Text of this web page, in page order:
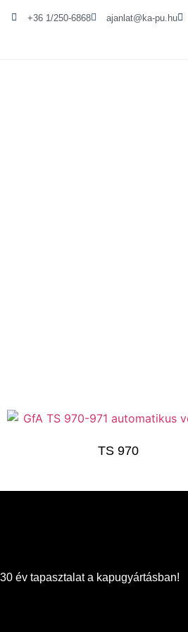
+36 1/250-6868 ajanlat@ka-pu.hu
TS 970
30 év tapasztalat a kapugyártásban!